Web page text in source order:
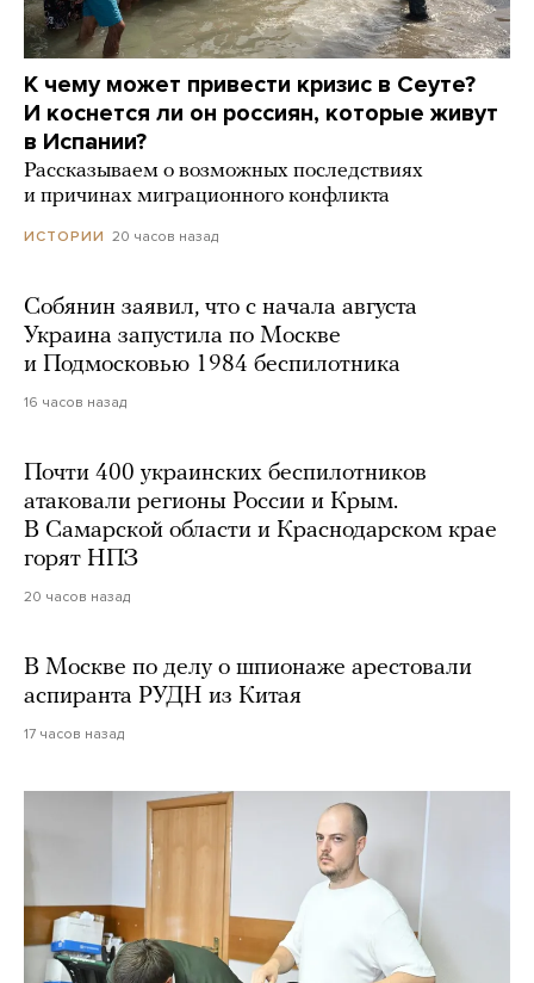
К чему может привести кризис в Сеуте?
И коснется ли он россиян, которые живут
в Испании?
Рассказываем о возможных последствиях
и причинах миграционного конфликта
ИСТОРИИ 20 часов назад
Собянин заявил, что с начала августа
Украина запустила по Москве
и Подмосковью 1984 беспилотника
16 часов назад
Почти 400 украинских беспилотников
атаковали регионы России и Крым.
В Самарской области и Краснодарском крае
горят НПЗ
20 часов назад
В Москве по делу о шпионаже арестовали
аспиранта РУДН из Китая
17 часов назад